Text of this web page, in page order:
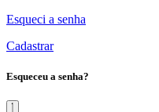
Esqueci a senha
Cadastrar
Esqueceu a senha?